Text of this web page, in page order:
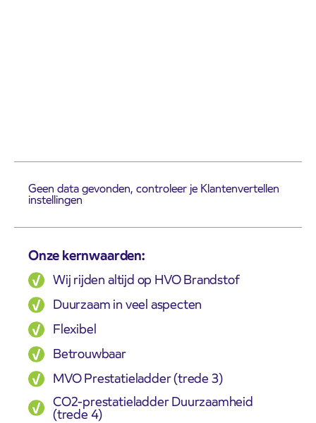
Geen data gevonden, controleer je Klantenvertellen
instellingen
Onze kernwaarden:
Wij rijden altijd op HVO Brandstof
Duurzaam in veel aspecten
Flexibel
Betrouwbaar
MVO Prestatieladder (trede 3)
CO2-prestatieladder Duurzaamheid
(trede 4)